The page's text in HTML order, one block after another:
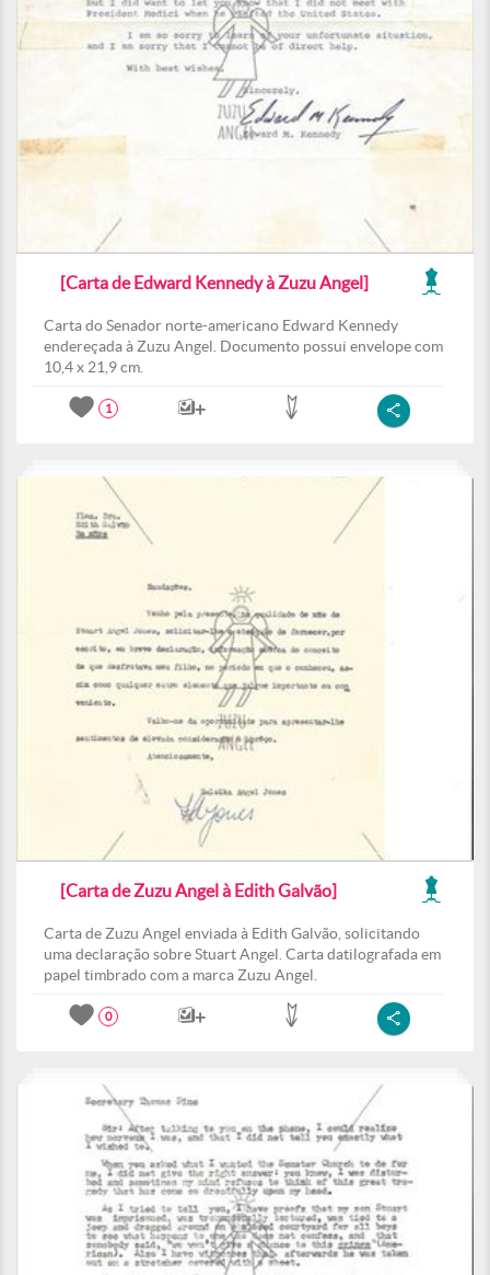
[Carta de Edward Kennedy à Zuzu Angel]
Carta do Senador norte-americano Edward Kennedy
endereçada à Zuzu Angel. Documento possui envelope com
10,4 x 21,9 cm.
1
[Carta de Zuzu Angel à Edith Galvão]
Carta de Zuzu Angel enviada à Edith Galvão, solicitando
uma declaração sobre Stuart Angel. Carta datilografada em
papel timbrado com a marca Zuzu Angel.
0